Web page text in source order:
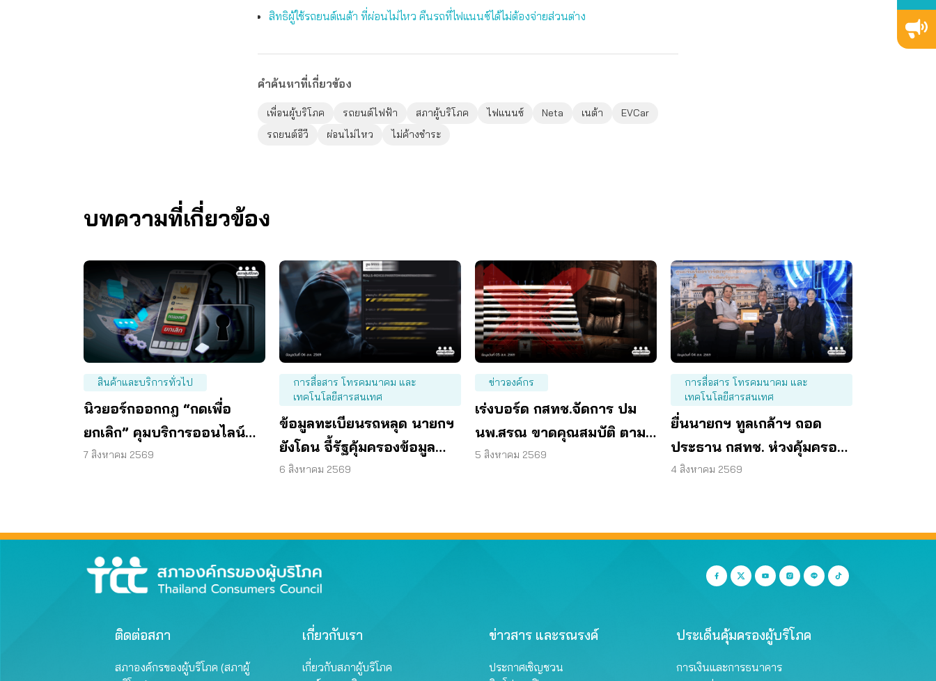
สิทธิผู้ใช้รถยนต์เนต้า ที่ผ่อนไม่ไหว คืนรถที่ไฟแนนซ์ได้ไม่ต้องจ่ายส่วนต่าง
คำค้นหาที่เกี่ยวข้อง
เพื่อนผู้บริโภค รถยนต์ไฟฟ้า สภาผู้บริโภค ไฟแนนซ์ Neta เนต้า
EVCar
รถยนต์อีวี
ผ่อนไม่ไหว ไม่ค้างชำระ
บทความที่เกี่ยวข้อง
สินค้าและบริการทั่วไป
นิวยอร์กออกกฎ “กดเพื่อ
ยกเลิก” คุมบริการออนไลน์
ต่ออายุสมาชิกอัตโนมัติ
7 สิงหาคม 2569
การสื่อสาร โทรคมนาคม และ
เทคโนโลยีสารสนเทศ
ข้อมูลทะเบียนรถหลุด นายกฯ
ยังโดน จี้รัฐคุ้มครองข้อมูล
ส่วนบุคคล
6 สิงหาคม 2569
ข่าวองค์กร
เร่งบอร์ด กสทช.จัดการ ปม
นพ.สรณ ขาดคุณสมบัติ ตาม
มติกรรมการสรรหา
5 สิงหาคม 2569
การสื่อสาร โทรคมนาคม และ
เทคโนโลยีสารสนเทศ
ยื่นนายกฯ ทูลเกล้าฯ ถอด
ประธาน กสทช. ห่วงคุ้มครอง
ผู้บริโภคสะดุด
4 สิงหาคม 2569
ติดต่อสภา
สภาองค์กรของผู้บริโภค (สภาผู้
เกี่ยวกับเรา
เกี่ยวกับสภาผู้บริโภค
ข่าวสาร และรณรงค์
ประกาศเชิญชวน
ประเด็นคุ้มครองผู้บริโภค
การเงินและการธนาคาร